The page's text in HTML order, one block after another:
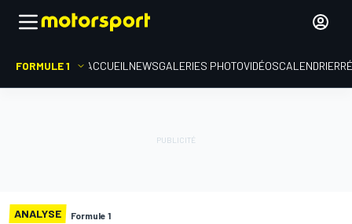
FORMULE 1 ACCUEIL NEWSGALERIES PHOTOVIDÉOSCALENDRIER
ANALYSE Formule 1